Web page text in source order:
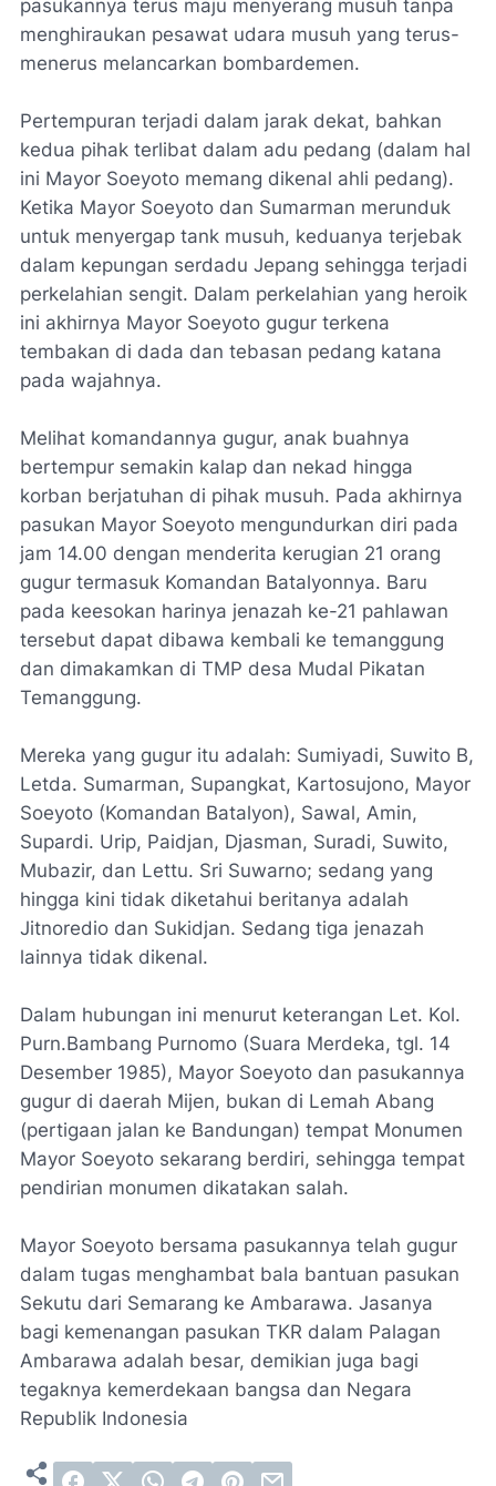
pasukannya terus maju menyerang musuh tanpa
menghiraukan pesawat udara musuh yang terus-
menerus melancarkan bombardemen.
Pertempuran terjadi dalam jarak dekat, bahkan
kedua pihak terlibat dalam adu pedang (dalam hal
ini Mayor Soeyoto memang dikenal ahli pedang).
Ketika Mayor Soeyoto dan Sumarman merunduk
untuk menyergap tank musuh, keduanya terjebak
dalam kepungan serdadu Jepang sehingga terjadi
perkelahian sengit. Dalam perkelahian yang heroik
ini akhirnya Mayor Soeyoto gugur terkena
tembakan di dada dan tebasan pedang katana
pada wajahnya.
Melihat komandannya gugur, anak buahnya
bertempur semakin kalap dan nekad hingga
korban berjatuhan di pihak musuh. Pada akhirnya
pasukan Mayor Soeyoto mengundurkan diri pada
jam 14.00 dengan menderita kerugian 21 orang
gugur termasuk Komandan Batalyonnya. Baru
pada keesokan harinya jenazah ke-21 pahlawan
tersebut dapat dibawa kembali ke temanggung
dan dimakamkan di TMP desa Mudal Pikatan
Temanggung.
Mereka yang gugur itu adalah: Sumiyadi, Suwito B,
Letda. Sumarman, Supangkat, Kartosujono, Mayor
Soeyoto (Komandan Batalyon), Sawal, Amin,
Supardi. Urip, Paidjan, Djasman, Suradi, Suwito,
Mubazir, dan Lettu. Sri Suwarno; sedang yang
hingga kini tidak diketahui beritanya adalah
Jitnoredio dan Sukidjan. Sedang tiga jenazah
lainnya tidak dikenal.
Dalam hubungan ini menurut keterangan Let. Kol.
Purn.Bambang Purnomo (Suara Merdeka, tgl. 14
Desember 1985), Mayor Soeyoto dan pasukannya
gugur di daerah Mijen, bukan di Lemah Abang
(pertigaan jalan ke Bandungan) tempat Monumen
Mayor Soeyoto sekarang berdiri, sehingga tempat
pendirian monumen dikatakan salah.
Mayor Soeyoto bersama pasukannya telah gugur
dalam tugas menghambat bala bantuan pasukan
Sekutu dari Semarang ke Ambarawa. Jasanya
bagi kemenangan pasukan TKR dalam Palagan
Ambarawa adalah besar, demikian juga bagi
tegaknya kemerdekaan bangsa dan Negara
Republik Indonesia